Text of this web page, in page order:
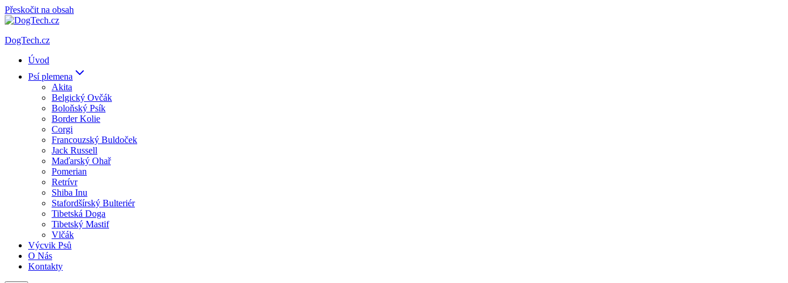
Přeskočit na obsah
DogTech.cz
Úvod
Psí plemena
Akita
Belgický Ovčák
Boloňský Psík
Border Kolie
Corgi
Francouzský Buldoček
Jack Russell
Maďarský Ohař
Pomerian
Retrívr
Shiba Inu
Stafordšírský Bulteriér
Tibetská Doga
Tibetský Mastif
Vlčák
Výcvik Psů
O Nás
Kontakty